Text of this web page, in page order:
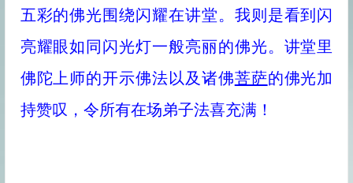
五彩的佛光围绕闪耀在讲堂。我则是看到闪
亮耀眼如同闪光灯一般亮丽的佛光。讲堂里
佛陀上师的开示佛法以及诸佛菩萨的佛光加
持赞叹，令所有在场弟子法喜充满！